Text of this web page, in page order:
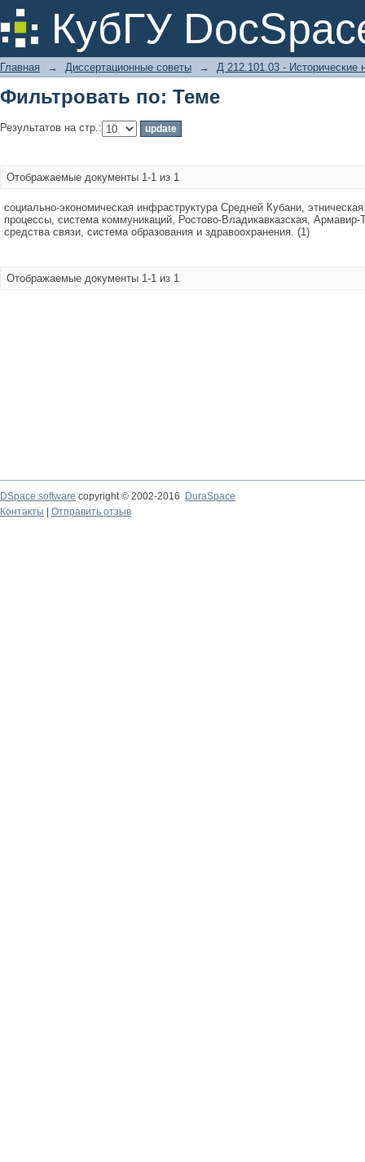
КубГУ
Фильтровать по: Теме
Главная → Диссертационные советы → Д 212.101.03 - Исторические
Фильтровать по: Теме
Результатов на стр.:
Отображаемые документы 1-1 из 1
социально-экономическая инфраструктура Средней Кубани,
процессы, система коммуникаций, Ростово-Владикавказская, Армавир-
средства связи, система образования и здравоохранения. (1)
Отображаемые документы 1-1 из 1
DSpace software copyright © 2002-2016
DuraSpace
Контакты
Отправить отзыв